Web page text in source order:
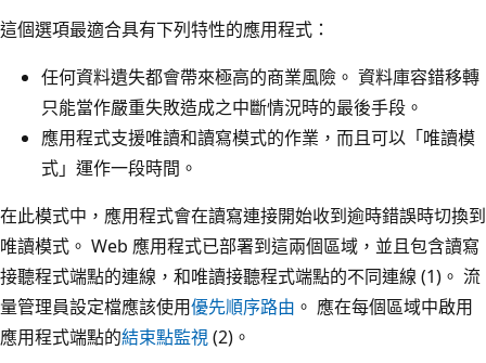
這個選項最適合具有下列特性的應用程式：
任何資料遺失都會帶來極高的商業風險。 資料庫容錯移轉
只能當作嚴重失敗造成之中斷情況時的最後手段。
應用程式支援唯讀和讀寫模式的作業，而且可以「唯讀模
式」運作一段時間。
在此模式中，應用程式會在讀寫連接開始收到逾時錯誤時切換到
唯讀模式。 Web 應用程式已部署到這兩個區域，並且包含讀寫
接聽程式端點的連線，和唯讀接聽程式端點的不同連線 (1)。 流
量管理員設定檔應該使用優先順序路由 。 應在每個區域中啟用
應用程式端點的結束點監視(2)。